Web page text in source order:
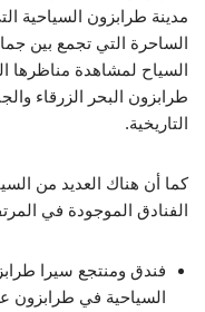
مدينة طرابزون السياحية
الساحرة التي تجمع بين
السياح لمشاهدة مناظرها
طرابزون البحر الزرقاء
التاريخية.
كما أن هناك العديد من
الفنادق الموجودة في
فندق ومنتجع سيرا
السياحية في طرابزون